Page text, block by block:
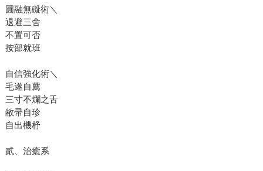
圓融無礙術＼
退避三舍
不置可否
按部就班
自信強化術＼
毛遂自薦
三寸不爛之舌
敝帚自珍
自出機杼
貳、治癒系